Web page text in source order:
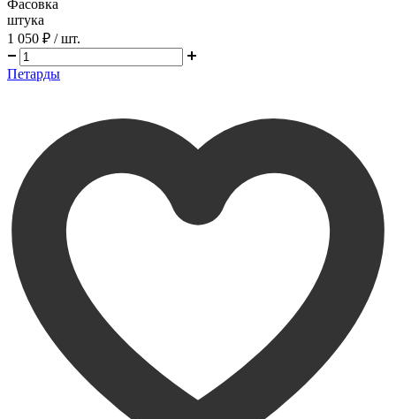
Фасовка
штука
1 050 ₽ / шт.
Петарды